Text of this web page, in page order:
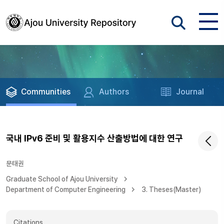
Communities Authors Journal
국내 IPv6 준비 및 활용지수 산출방법에 대한 연구
문태권
Graduate School of Ajou University
Department of Computer Engineering
3. Theses(Master)